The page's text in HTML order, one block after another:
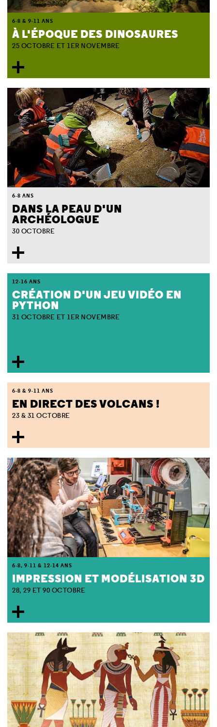
À L'ÉPOQUE DES DINOSAURES
6-8 & 9-11 ANS
25 OCTOBRE ET 1ER NOVEMBRE
DANS LA PEAU D'UN
ARCHÉOLOGUE
6-8 ANS
30 OCTOBRE
CRÉATION D'UN JEU VIDÉO EN
PYTHON
12-16 ANS
31 OCTOBRE ET 1ER NOVEMBRE
EN DIRECT DES VOLCANS !
6-8 & 9-11 ANS
23 & 31 OCTOBRE
IMPRESSION ET MODÉLISATION 3D
6-8, 9-11 & 12-14 ANS
28, 29 ET 90 OCTOBRE